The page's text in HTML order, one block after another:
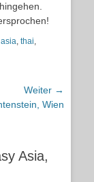
, thai,
Weiter →
Wien
Asia,